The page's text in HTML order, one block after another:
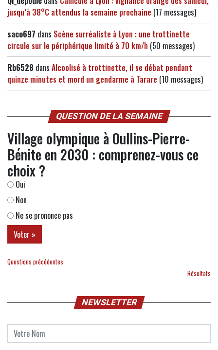
jusqu’à 38°C attendus la semaine prochaine (17 messages)
saco697 dans Scène surréaliste à Lyon : une trottinette
circule sur le périphérique limité à 70 km/h (50 messages)
Rb6528 dans Alcoolisé à trottinette, il se débat pendant
quinze minutes et mord un gendarme à Tarare (10 messages)
QUESTION DE LA SEMAINE
Village olympique à Oullins-Pierre-
Bénite en 2030 : comprenez-vous ce
choix ?
Oui
Non
Ne se prononce pas
Questions précédentes
Résultats
NEWSLETTER